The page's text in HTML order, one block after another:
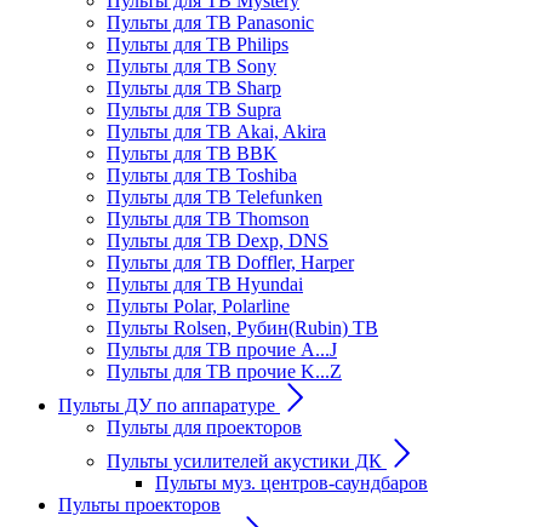
Пульты для ТВ Panasonic
Пульты для ТВ Philips
Пульты для ТВ Sony
Пульты для ТВ Sharp
Пульты для ТВ Supra
Пульты для ТВ Akai, Akira
Пульты для ТВ BBK
Пульты для ТВ Toshiba
Пульты для ТВ Telefunken
Пульты для ТВ Thomson
Пульты для ТВ Dexp, DNS
Пульты для ТВ Doffler, Harper
Пульты для ТВ Hyundai
Пульты Polar, Polarline
Пульты Rolsen, Рубин(Rubin) ТВ
Пульты для ТВ прочие A...J
Пульты для ТВ прочие K...Z
Пульты ДУ по аппаратуре
Пульты для проекторов
Пульты усилителей акустики ДК
Пульты муз. центров-саундбаров
Пульты проекторов